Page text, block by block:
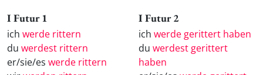
I Futur 1
ich werde rittern
du werdest rittern
er/sie/es werde rittern
I Futur 2
ich werde gerittert haben
du werdest gerittert
haben